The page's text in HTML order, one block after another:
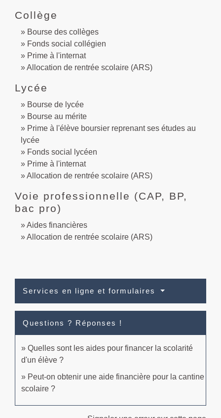
Collège
Bourse des collèges
Fonds social collégien
Prime à l'internat
Allocation de rentrée scolaire (ARS)
Lycée
Bourse de lycée
Bourse au mérite
Prime à l'élève boursier reprenant ses études au
lycée
Fonds social lycéen
Prime à l'internat
Allocation de rentrée scolaire (ARS)
Voie professionnelle (CAP, BP,
bac pro)
Aides financières
Allocation de rentrée scolaire (ARS)
Services en ligne et formulaires
Questions ? Réponses !
Quelles sont les aides pour financer la scolarité
d'un élève ?
Peut-on obtenir une aide financière pour la cantine
scolaire ?